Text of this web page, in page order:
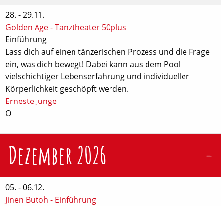
28. - 29.11.
Golden Age - Tanztheater 50plus
Einführung
Lass dich auf einen tänzerischen Prozess und die Frage
ein, was dich bewegt! Dabei kann aus dem Pool
vielschichtiger Lebenserfahrung und individueller
Körperlichkeit geschöpft werden.
Erneste Junge
O
Dezember 2026
05. - 06.12.
Jinen Butoh - Einführung